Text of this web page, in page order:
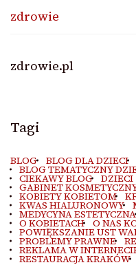
zdrowie
zdrowie.pl
Tagi
BLOG BLOG DLA DZIECI
BLOG TEMATYCZNY
CIEKAWY BLOG DZIECI
GABINET
KOBIETY KOBIETOM
KWAS HIALURONOWY
MEDYCYNA ESTETYCZNA
O KOBIETACH O NAS
POWIĘKSZANIE UST
PROBLEMY PRAWNE
REKLAMA W
RESTAURACJA KRAKÓW